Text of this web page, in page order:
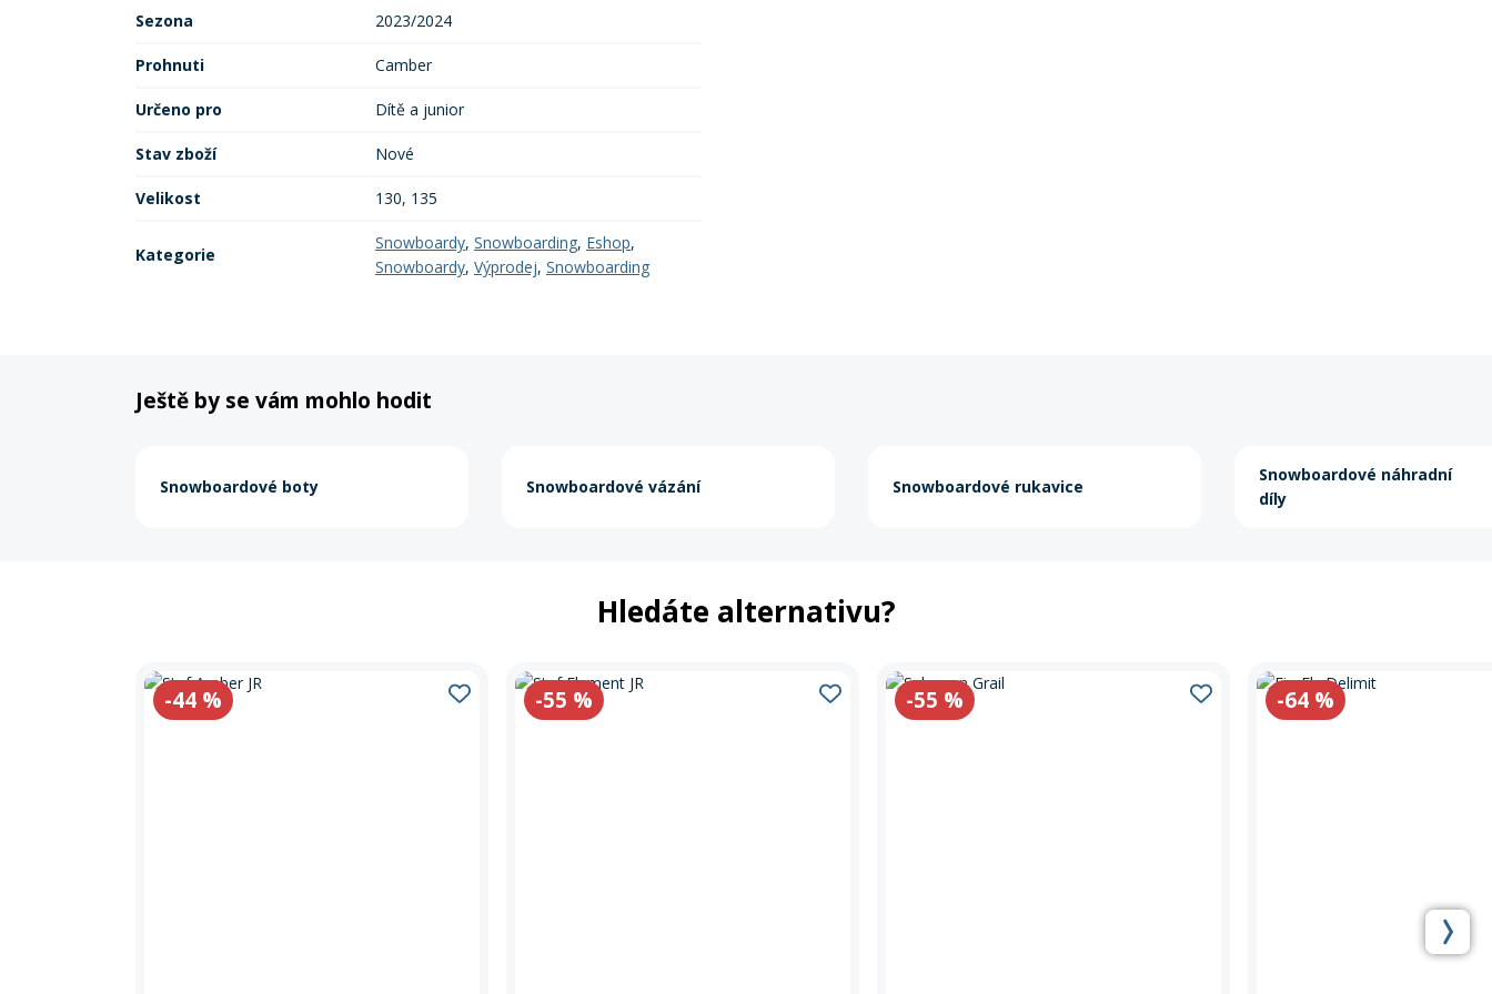
Sezona 2023/2024
Prohnuti Camber
Určeno pro Dítě a junior
Stav zboží Nové
Velikost 130, 135
Kategorie
Snowboardy, Snowboarding, Eshop,
Snowboardy, Výprodej, Snowboarding
Ještě by se vám mohlo hodit
Snowboardové boty Snowboardové vázání Snowboardové rukavice
Snowboardové náhradní
díly
Hledáte alternativu?
-44 % -55 % -55 % -64 %